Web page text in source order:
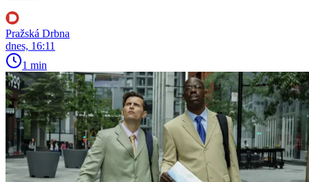
Pražská Drbna
dnes, 16:11
1 min